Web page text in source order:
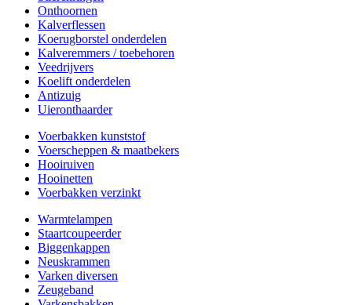
Onthoornen
Kalverflessen
Koerugborstel onderdelen
Kalveremmers / toebehoren
Veedrijvers
Koelift onderdelen
Antizuig
Uieronthaarder
Voerbakken kunststof
Voerscheppen & maatbekers
Hooiruiven
Hooinetten
Voerbakken verzinkt
Warmtelampen
Staartcoupeerder
Biggenkappen
Neuskrammen
Varken diversen
Zeugeband